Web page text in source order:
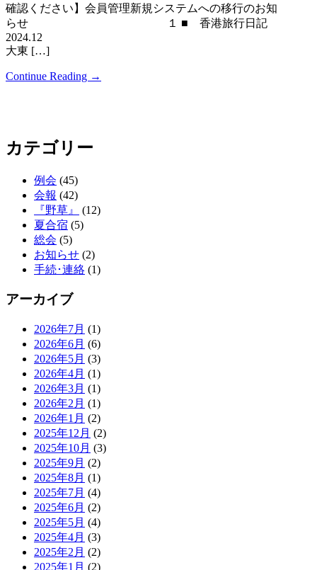
カテゴリー
例会 (45)
会報 (42)
『野草』
(12)
夏合宿 (5)
総会 (5)
お知らせ (2)
手続･連絡 (1)
アーカイブ
2026年7月 (1)
2026年6月 (6)
2026年5月 (3)
2026年4月 (1)
2026年3月 (1)
2026年2月 (1)
2026年1月 (2)
2025年12月 (2)
2025年10月 (3)
2025年9月 (2)
2025年8月 (1)
2025年7月 (4)
2025年6月 (2)
2025年5月 (4)
2025年4月 (3)
2025年2月 (2)
2025年1月 (2)
確認ください】会員管理新規システムへの移行のお知
らせ １ ■ 香港旅行日記
2024.12
大東 […]
Continue Reading →